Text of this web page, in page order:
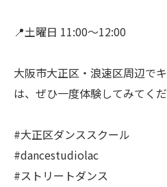
📍土曜日 11:00〜12:00
大阪市大正区・浪速区周辺で
は、ぜひ一度体験してみてく
#大正区ダンススクール
#dancestudiolac
#ストリートダンス